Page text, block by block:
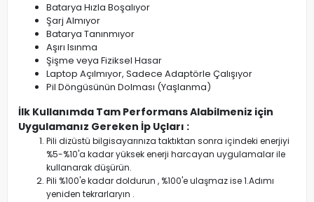
Batarya Hızla Boşalıyor
Şarj Almıyor
Batarya Tanınmıyor
Aşırı Isınma
Şişme veya Fiziksel Hasar
Laptop Açılmıyor, Sadece Adaptörle Çalışıyor
Pil Döngüsünün Dolması (Yaşlanma)
İlk Kullanımda Tam Performans Alabilmeniz için
Uygulamanız Gereken İp Uçları :
Pili dizüstü bilgisayarınıza taktıktan sonra içindeki enerjiyi
%5-%10'a kadar yüksek enerji harcayan uygulamalar ile
kullanarak düşürün.
Pili %100'e kadar doldurun , %100'e ulaşmaz ise 1.Adımı
yeniden tekrarlaryın .